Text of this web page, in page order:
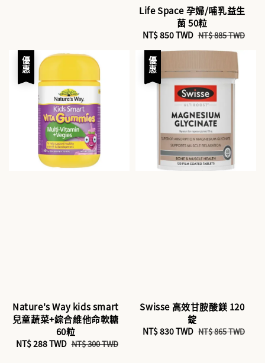
Life Space 孕婦/哺乳益生
菌 50粒
Sale
price
NT$ 850 TWD Regular
price
NT$ 885 TWD
優惠
Nature's Way kids smart
兒童蔬菜+綜合維他命軟糖
60粒
Sale
NT$ 288 TWD Regular
NT$ 300 TWD
優惠
Swisse 高效甘胺酸鎂 120
錠
Sale
NT$ 830 TWD Regular
NT$ 865 TWD